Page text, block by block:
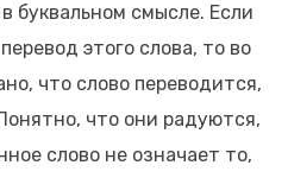
буквальном смысле. Если
этого слова, то во
что слово переводится,
что они радуются,
слово не означает то,